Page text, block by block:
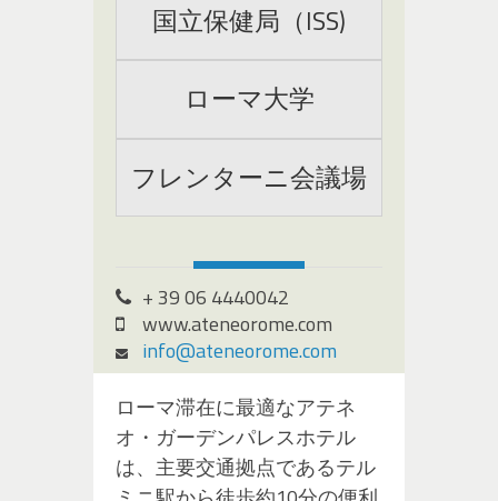
国立保健局（ISS)
ローマ大学
フレンターニ会議場
+ 39 06 4440042
www.ateneorome.com
info@ateneorome.com
ローマ滞在に最適なアテネ
オ・ガーデンパレスホテル
は、主要交通拠点であるテル